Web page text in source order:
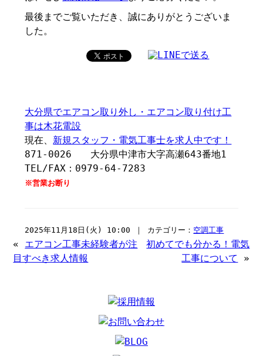
最後までご覧いただき、誠にありがとうございま
した。
大分県でエアコン取り外し・エアコン取り付け工
事は木花電設
現在、 新規スタッフ・電気工事士を求人中です！
871-0026 大分県中津市大字高瀬643番地1
TEL/FAX：0979-64-7283
※営業お断り
2025年11月18日(火) 10:00 ｜ カテゴリー： 空調工事
« エアコン工事未経験者が注
目すべき求人情報
初めてでも分かる！電気
工事について
»